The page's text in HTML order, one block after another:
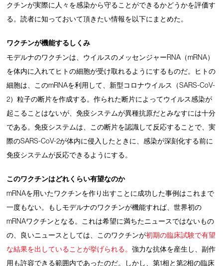
クチンが実際に人々を感染から守ることができるかどうかを評価す
る。読者に知っておいて頂きたい情報を以下にまとめた。
ワクチンが機能するしくみ
モデルナのワクチンは、ウイルスのメッセンジャーRNA（mRNA）
を体内に入れてヒトの細胞が受け取れるようにするものだ。ヒトの
細胞は、このmRNAを利用して、新型コロナウイルス（SARS-CoV-
2）粒子の断片を作成する。作られた断片によってウイルス感染が
起こることはないが、免疫システムが異種抗原だとみなすには十分
である。免疫システムは、この断片を認識して反応することで、実
際のSARS-CoV-2が体内に侵入したときに、感染が深刻化する前に
免疫システムが反応できるようにする。
このワクチンはどれくらい有望なのか
mRNAを用いたワクチンを作り出すことに成功した事例はこれまで
一度もない。もしモデルナのワクチンが機能すれば、世界初の
mRNAワクチンとなる。これは希望に満ちたニュースではないもの
の、良いニュースとしては、このワクチンが初期の臨床試験で有望
な結果を出していることが挙げられる。強力な抗体を産生し、副作
用も許容できる範囲内であったのだ。しかし、第1相と第2相の臨床